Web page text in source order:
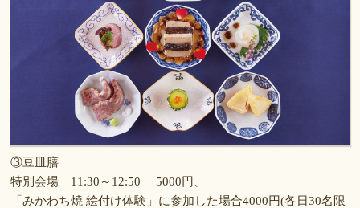
③豆皿膳
特別会場 11:30～12:50 5000円、
「みかわち焼 絵付け体験」に参加した場合4000円(各日30名限